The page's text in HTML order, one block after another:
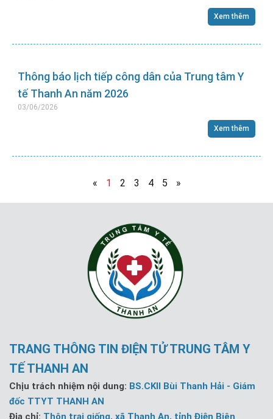
Xem thêm
Thông báo lịch tiếp công dân của Trung tâm Y
tế Thanh An năm 2026
03/06/2026
Xem thêm
« 1 2 3 4 5 »
TRANG THÔNG TIN ĐIỆN TỬ TRUNG TÂM Y
TẾ THANH AN
Chịu trách nhiệm nội dung: BS.CKII Bùi Thanh Hải - Giám
đốc TTYT THANH AN
Địa chỉ: Thôn trại giống, xã Thanh An, tỉnh Điện Biên